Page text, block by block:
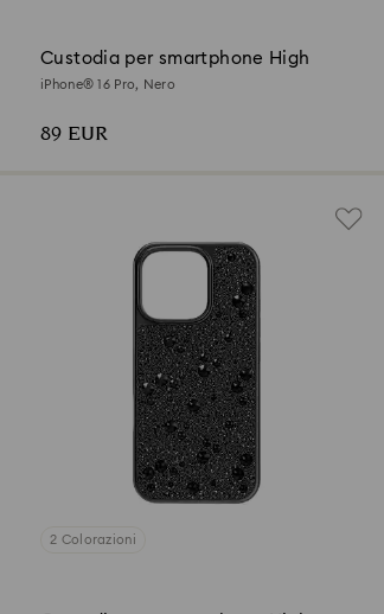
Custodia per smartphone High
iPhone® 16 Pro, Nero
89 EUR
2 Colorazioni